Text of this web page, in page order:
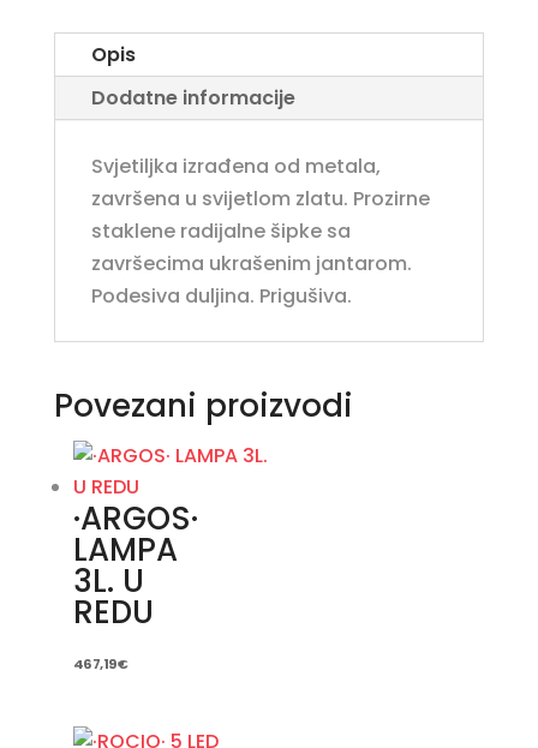
količina
Opis
Dodatne informacije
Svjetiljka izrađena od metala,
završena u svijetlom zlatu. Prozirne
staklene radijalne šipke sa
završecima ukrašenim jantarom.
Podesiva duljina. Prigušiva.
Povezani proizvodi
·ARGOS·
LAMPA
3L. U
REDU
467,19€